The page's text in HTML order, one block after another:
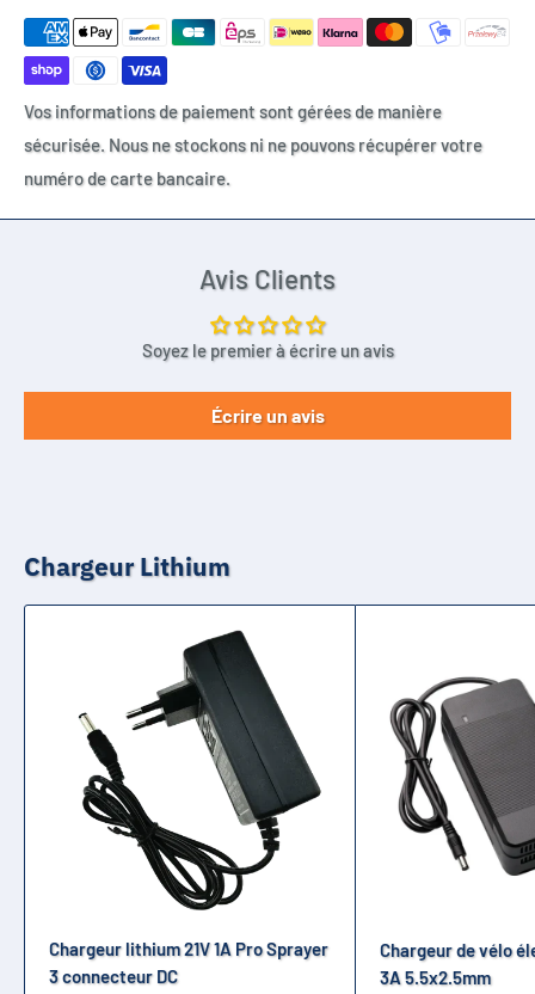
Vos informations de paiement sont gérées de manière
sécurisée. Nous ne stockons ni ne pouvons récupérer votre
numéro de carte bancaire.
Avis Clients
Soyez le premier à écrire un avis
Écrire un avis
Chargeur Lithium
Chargeur lithium 21V 1A Pro Sprayer
3 connecteur DC
Chargeur de vélo
3A 5.5x2.5mm